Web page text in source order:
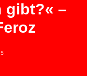
gibt?« –